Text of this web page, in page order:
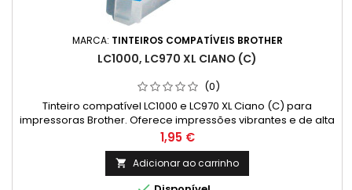
MARCA: TINTEIROS COMPATÍVEIS BROTHER
LC1000, LC970 XL CIANO (C)
(0)
Tinteiro compatível LC1000 e LC970 XL Ciano (C) para
impressoras Brother. Oferece impressões vibrantes e de alta
qualidade com excelente custo-benefício. Compatível com
diversos modelos DCP e MFC. Disponível na Jatinteiros.com.
Preço
1,95 €
 Adicionar ao carrinho